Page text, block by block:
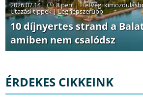
2026.07.14 | 8 perc|Hétvégi
Utazási tippek|Legnépszerűbb
10 díjnyertes strand a
amiben nem csalódsz
ÉRDEKES CIKKEINK